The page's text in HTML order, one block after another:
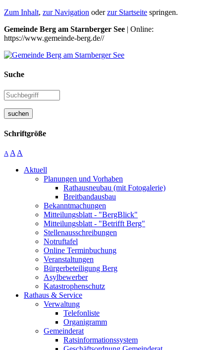
Zum Inhalt, zur Navigation oderzur Startseite springen.
Gemeinde Berg am Starnberger See | Online:
https://www.gemeinde-berg.de//
Suche
suchen
Schriftgröße
A A A
Aktuell
Planungen und Vorhaben
Rathausneubau (mit Fotogalerie)
Breitbandausbau
Bekanntmachungen
Mitteilungsblatt - "BergBlick"
Mitteilungsblatt - "Betrifft Berg"
Stellenausschreibungen
Notruftafel
Online Terminbuchung
Veranstaltungen
Bürgerbeteiligung Berg
Asylbewerber
Katastrophenschutz
Rathaus & Service
Verwaltung
Telefonliste
Organigramm
Gemeinderat
Ratsinformationssystem